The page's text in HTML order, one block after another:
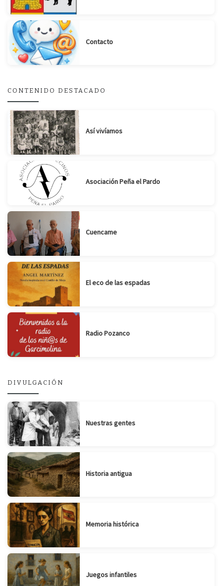
Contacto
CONTENIDO DESTACADO
Así vivíamos
Asociación Peña el Pardo
Cuencame
El eco de las espadas
Radio Pozanco
DIVULGACIÓN
Nuestras gentes
Historia antigua
Memoria histórica
Juegos infantiles